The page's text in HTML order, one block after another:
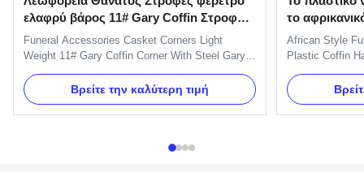
ελαφρύ βάρος 11# Gary Coffin Στροφή
με ατσάλι
Funeral Accessories Casket Corners Light
Weight 11# Gary Coffin Corner With Steel Gary
Casket Corner with Steel Product Specifications
Attribute Value Color Gary Style American Style
Model Number 11# - Gary Application Coffin
Βρείτε την καλύτερη τιμή
το
African Style
Plastic Coffin
1pcs crucifix
brackets. Item
Material Plastic